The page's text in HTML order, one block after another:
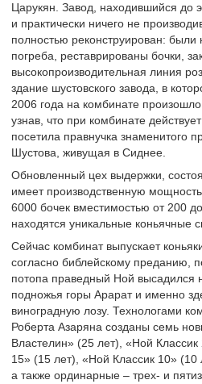
Царукян. Завод, находившийся до
и практически ничего не
полностью реконструирован: были
погреба, реставрированы бочки,
высокопроизводительная линия
здание шустовского завода, в
2006 года на комбинате
узнав, что при комбинате
посетила правнучка знаменитого
Шустова, живущая в Сиднее.
Обновленный цех выдержки,
имеет производственную
6000 бочек вместимостью от 200
находятся уникальные коньячные
Сейчас комбинат выпускает
согласно библейскому преданию,
потопа праведный Ной высадился
подножья горы Арарат и именно
виноградную лозу. Технологами
Роберта Азаряна созданы семь
Властелин» (25 лет), «Ной
15» (15 лет), «Ной Классик 10» (10
а также ординарные – трех- и